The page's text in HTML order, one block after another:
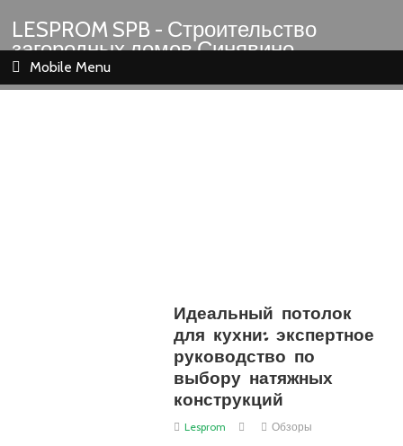
LESPROM SPB - Строительство
загородных домов Синявино
Шлиссельбург Кировск Назия
Mobile Menu
Идеальный потолок
для кухни: экспертное
руководство по
выбору натяжных
конструкций
Lesprom Обзоры